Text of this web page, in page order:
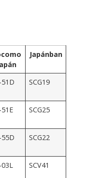
Japánban
51D SCG19
51E SCG25
55D SCG22
SCV41